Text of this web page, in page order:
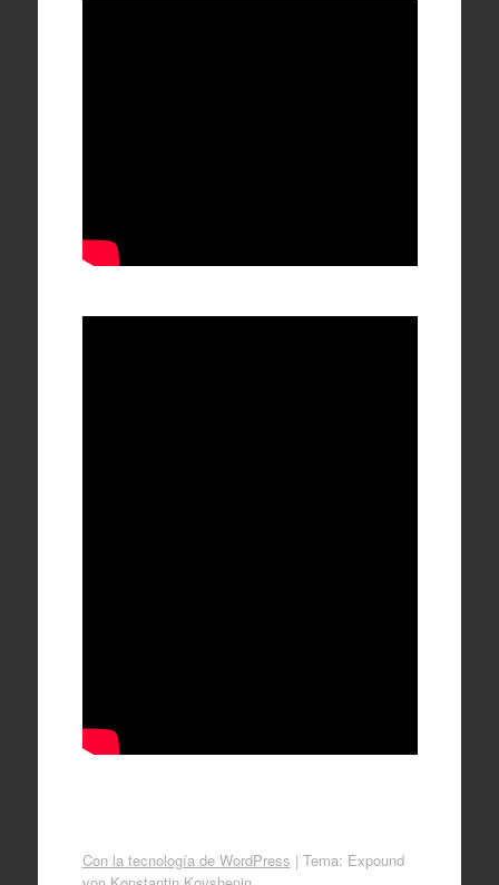
Con la tecnología de WordPress | Tema: Expound